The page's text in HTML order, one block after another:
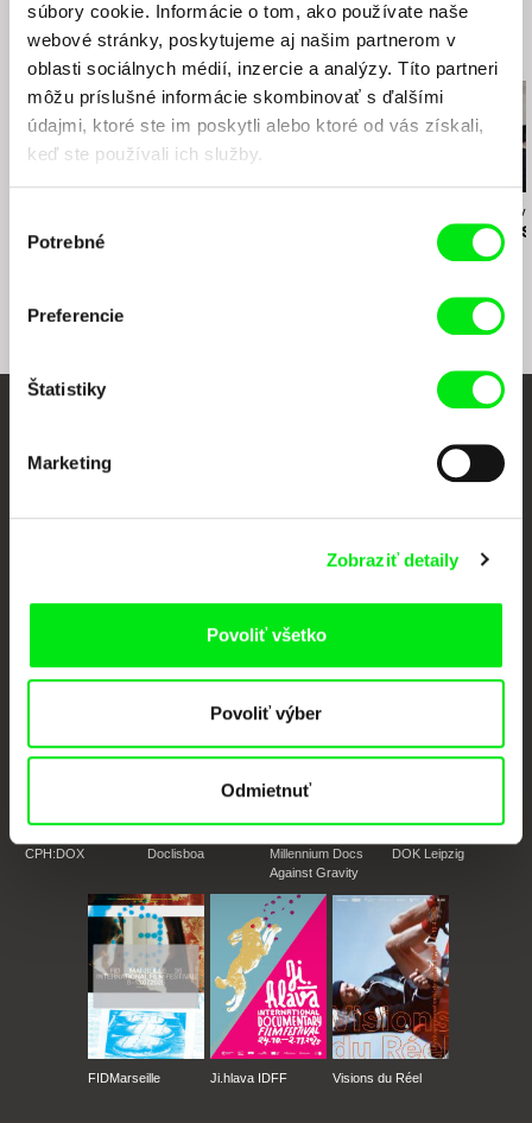
súbory cookie. Informácie o tom, ako používate naše
webové stránky, poskytujeme aj našim partnerom v
oblasti sociálnych médií, inzercie a analýzy. Títo partneri
môžu príslušné informácie skombinovať s ďalšími
údajmi, ktoré ste im poskytli alebo ktoré od vás získali,
keď ste používali ich služby.
súhlasu
Potrebné
Preferencie
Štatistiky
Marketing
Zobraziť detaily
Povoliť všetko
Povoliť výber
Odmietnuť
tel: (+420) 724 938 883
e-mail:jan@mimesis.cz, zuzana@mimesis.cz
Súvisiace filmy (20)
Momentky
Olga Sommerová
Magický
Portál DAFilms vznikol vďaka tvorivej spolupráci siedmich významných
Členovia Doc Alliance
CPH:DOX Doclisboa
Millennium Docs
Against Gravity
DOK Leipzig
FIDMarseille Ji.hlava IDFF Visions du Réel